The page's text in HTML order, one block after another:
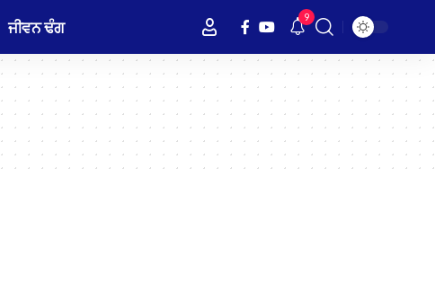
ਜੀਵਨ ਢੰਗ 9